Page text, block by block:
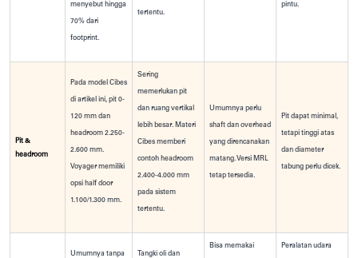
menyebut hingga
70% dari
footprint.
tertentu.
pintu.
Pit &
headroom
Pada model Cibes
di artikel ini, pit 0-
120 mm dan
headroom 2.250-
2.600 mm.
Voyager memiliki
opsi half door
1.100/1.300 mm.
Sering
memerlukan pit
dan ruang vertikal
lebih besar. Materi
Cibes memberi
contoh headroom
2.400-4.000 mm
pada sistem
tertentu.
Umumnya perlu
shaft dan overhead
yang direncanakan
matang. Versi MRL
tetap tersedia.
Pit dapat minimal,
tetapi tinggi atas
dan diameter
tabung perlu dicek.
Umumnya tanpa Tangki oli dan
Bisa memakai Peralatan udara